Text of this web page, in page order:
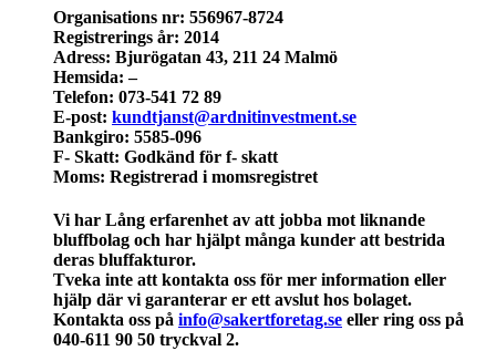
Organisations nr: 556967-8724
Registrerings år: 2014
Adress: Bjurögatan 43, 211 24 Malmö
Hemsida: –
Telefon: 073-541 72 89
E-post: kundtjanst@ardnitinvestment.se
Bankgiro: 5585-096
F- Skatt: Godkänd för f- skatt
Moms: Registrerad i momsregistret
Vi har Lång erfarenhet av att jobba mot liknande
bluffbolag och har hjälpt många kunder att bestrida
deras bluffakturor.
Tveka inte att kontakta oss för mer information eller
hjälp där vi garanterar er ett avslut hos bolaget.
Kontakta oss på info@sakertforetag.se eller ring oss på
040-611 90 50 tryckval 2.